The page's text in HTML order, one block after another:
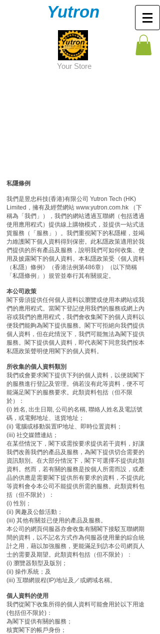
Yutron
Your Store
私隱條例
我們是昱忠科技(香港)有限公司 Yutron Tech (HK)
Limited，擁有及經營網站 www.yutron.com.hk （下
稱為「我們」），我們的網站透過互聯網（包括透過
使用應用程式）提供線上購物模式，並提供一站式送
貨服務（「服務」）。我們重視閣下的私隱權，並竭
力維護閣下個人資料得到保密。此私隱政策適用於我
們提供的所有產品及服務，說明我們可如何收集、使
用及披露閣下的個人資料。本私隱政策受《個人資料
（私隱）條例》（香港法例第486章）（以下簡稱
「私隱條例」）規管並奉行其有關規定。
本公司政策
閣下毋須提供任何個人資料以瀏覽或使用本網站或我
們的應用程式。當閣下登記使用我們的服務或網上內
容或我們的應用程式，我們會收集閣下的個人資料以
便我們能夠為閣下提供服務。閣下可拒絕向我們提供
個人資料，但在此情況下，我們可能無法為閣下提供
服務。閣下提供個人資料，即代表閣下同意我們按本
私隱政策聲明使用閣下的個人資料。
所收集的個人資料類別
我們或會要求閣下提供下列的個人資料，以便就閣下
的服務進行登記及管理。倘若沒有此等資料，便不可
能滿足閣下的服務要求。此類資料包括（但不限
於）：
(i) 姓名, 出生日期, 公司的名稱, 聯絡人姓名及電話號
碼，或電郵地址、送貨地址；
(ii) 電腦或移動裝置IP地址、即時位置資料；
(iii) 社交媒體連結；
在某些情況下，閣下或需按要求提供若干資料，好讓
我們改善我們的產品及服務，為閣下提供切合需要的
資訊類別。在大部分情況下，閣下可選擇不提供此類
資料。然而，若有關的服務是按個人所需而設，或產
品的供應是需要閣下提供所有要求的資料，不提供此
等資料會令本公司不能提供所需的服務。此類資料包
括（但不限於）：
(i) 性別；
(ii) 興趣及公餘活動；
(iii) 其他有關並已使用的產品及服務。
本公司的網頁伺服器亦會收集有關閣下接駁互聯網期
間的資料，以不記名方式作為伺服器使用量的綜合統
計之用，藉以加強服務，更能滿足到訪本公司網頁人
士的需要及期望。此類資料包括（但不限於）：
(i) 瀏覽器類型及版別；
(ii) 操作系統；及
(iii) 互聯網規程(IP)地址及／或網域名稱。
個人資料的使用
我們從閣下收集所得的個人資料可能會用於以下用途
(包括但不限於)：
為閣下提供有關的服務；
核實閣下的帳戶身份；